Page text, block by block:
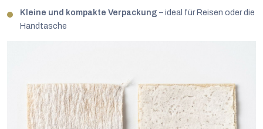
Kleine und kompakte Verpackung – ideal für Reisen oder die
Handtasche